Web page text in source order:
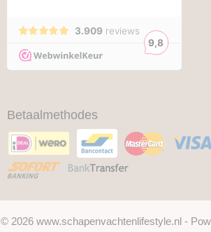
Betaalmethodes
© 2026 www.schapenvachtenlifestyle.nl -